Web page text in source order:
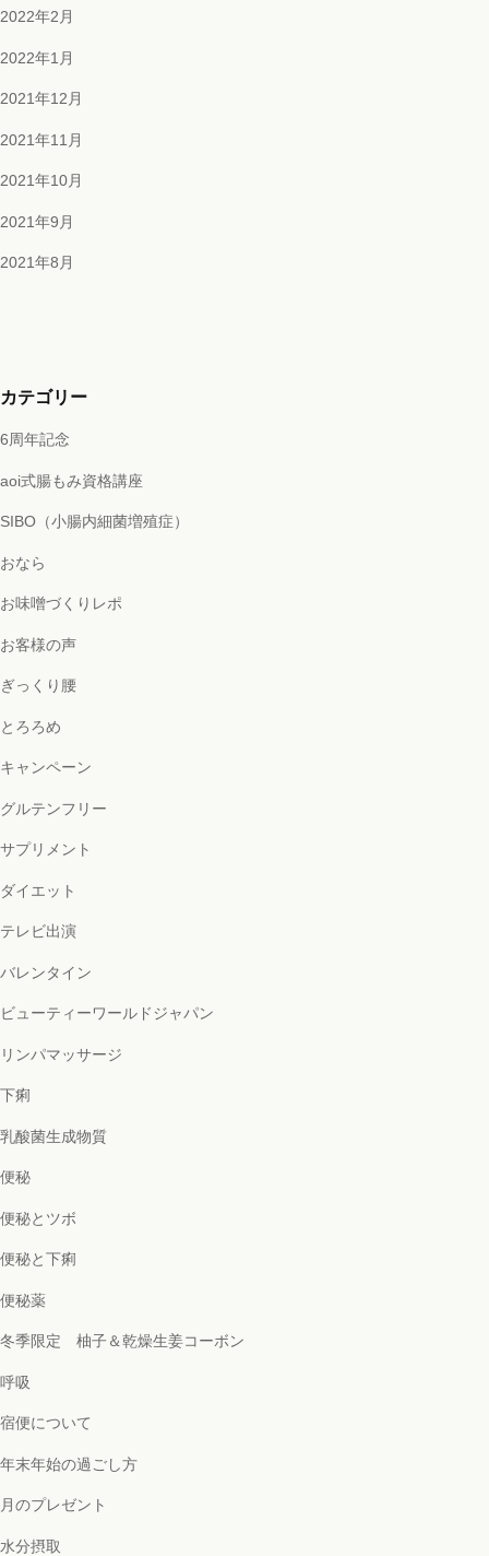
2022年2月
2022年1月
2021年12月
2021年11月
2021年10月
2021年9月
2021年8月
カテゴリー
6周年記念
aoi式腸もみ資格講座
SIBO（小腸内細菌増殖症）
おなら
お味噌づくりレポ
お客様の声
ぎっくり腰
とろろめ
キャンペーン
グルテンフリー
サプリメント
ダイエット
テレビ出演
バレンタイン
ビューティーワールドジャパン
リンパマッサージ
下痢
乳酸菌生成物質
便秘
便秘とツボ
便秘と下痢
便秘薬
冬季限定 柚子＆乾燥生姜コーボン
呼吸
宿便について
年末年始の過ごし方
月のプレゼント
水分摂取